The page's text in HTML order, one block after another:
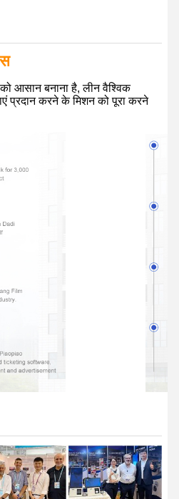
आसान बनाना है, लीन वैश्विक
प्रदान करने के मिशन को पूरा करने